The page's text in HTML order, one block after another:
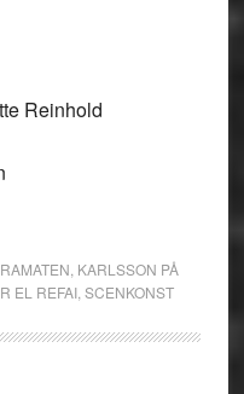
Reinhold
KARLSSON PÅ
EL REFAI, SCENKONST